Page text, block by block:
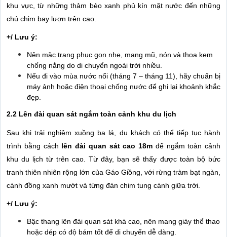
khu vực, từ những thảm bèo xanh phủ kín mặt nước đến những
chú chim bay lượn trên cao.
+/ Lưu ý:
Nên mặc trang phục gọn nhẹ, mang mũ, nón và thoa kem
chống nắng do di chuyển ngoài trời nhiều.
Nếu đi vào mùa nước nổi (tháng 7 – tháng 11), hãy chuẩn bị
máy ảnh hoặc điện thoại chống nước để ghi lại khoảnh khắc
đẹp.
2.2 Lên đài quan sát ngắm toàn cảnh khu du lịch
Sau khi trải nghiệm xuồng ba lá, du khách có thể tiếp tục hành
trình bằng cách lên đài quan sát cao 18m để ngắm toàn cảnh
khu du lịch từ trên cao. Từ đây, bạn sẽ thấy được toàn bộ bức
tranh thiên nhiên rộng lớn của Gáo Giồng, với rừng tràm bạt ngàn,
cánh đồng xanh mướt và từng đàn chim tung cánh giữa trời.
+/ Lưu ý:
Bậc thang lên đài quan sát khá cao, nên mang giày thể thao
hoặc dép có độ bám tốt để di chuyển dễ dàng.